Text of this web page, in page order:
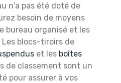
n'a pas été doté de
besoin de moyens
bureau organisé et les
blocs-tiroirs de
et les boîtes
de classement sont un
pour assurer à vos